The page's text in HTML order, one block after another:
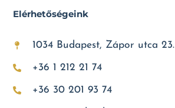
Elérhetőségeink
1034 Budapest, Zápor utca 23.
+36 1 212 21 74
+36 30 201 93 74